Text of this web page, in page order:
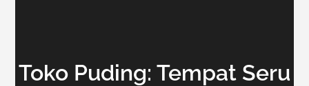
Toko Puding: Tempat Seru